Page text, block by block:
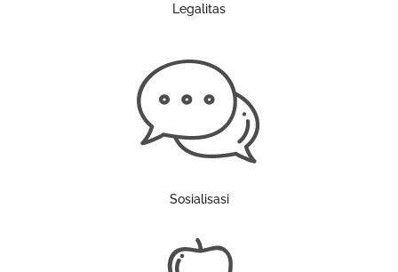
Legalitas
Sosialisasi